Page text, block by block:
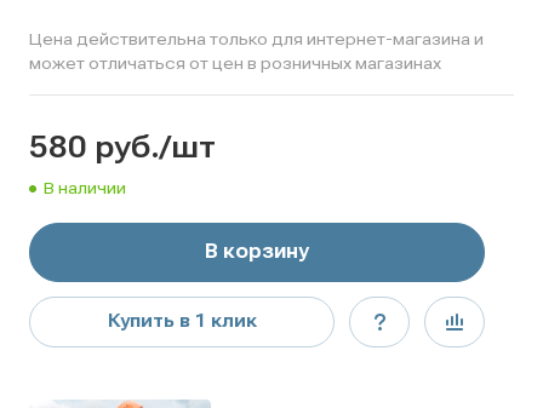
Цена действительна только для интернет-магазина и
может отличаться от цен в розничных магазинах
580 руб./шт
В наличии
В корзину
Купить в 1 клик